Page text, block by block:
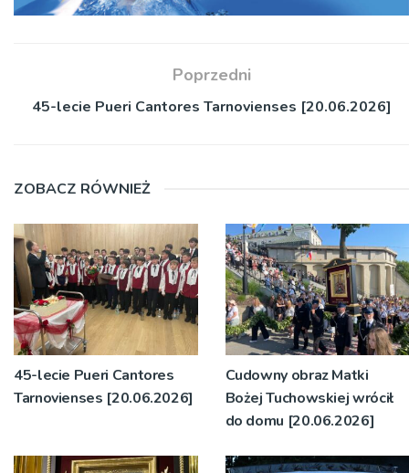
Poprzedni
45-lecie Pueri Cantores Tarnovienses [20.06.2026]
ZOBACZ RÓWNIEŻ
45-lecie Pueri Cantores
Tarnovienses [20.06.2026]
Cudowny obraz Matki
Bożej Tuchowskiej wrócił
do domu [20.06.2026]